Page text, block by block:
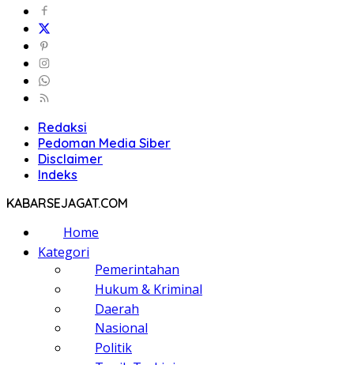
Redaksi
Pedoman Media Siber
Disclaimer
Indeks
KABARSEJAGAT.COM
Home
Kategori
Pemerintahan
Hukum & Kriminal
Daerah
Nasional
Politik